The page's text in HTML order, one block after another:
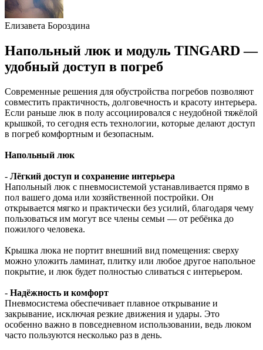
Елизавета Бороздина
Напольный люк и модуль TINGARD —
удобный доступ в погреб
Современные решения для обустройства погребов позволяют
совместить практичность, долговечность и красоту интерьера.
Если раньше люк в полу ассоциировался с неудобной тяжёлой
крышкой, то сегодня есть технологии, которые делают доступ
в погреб комфортным и безопасным.
Напольный люк
- Лёгкий доступ и сохранение интерьера
Напольный люк с пневмосистемой устанавливается прямо в
пол вашего дома или хозяйственной постройки. Он
открывается мягко и практически без усилий, благодаря чему
пользоваться им могут все члены семьи — от ребёнка до
пожилого человека.
Крышка люка не портит внешний вид помещения: сверху
можно уложить ламинат, плитку или любое другое напольное
покрытие, и люк будет полностью сливаться с интерьером.
- Надёжность и комфорт
Пневмосистема обеспечивает плавное открывание и
закрывание, исключая резкие движения и удары. Это
особенно важно в повседневном использовании, ведь люком
часто пользуются несколько раз в день.